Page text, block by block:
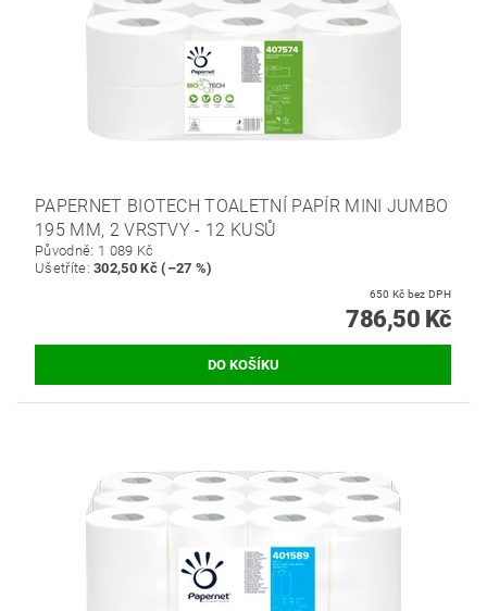
PAPERNET BIOTECH TOALETNÍ PAPÍR MINI JUMBO
195 MM, 2 VRSTVY - 12 KUSŮ
Původně: 1 089 Kč
Ušetříte:302,50 Kč (–27 %)
650 Kč bez DPH
786,50 Kč